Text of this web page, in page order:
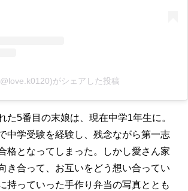
がシェアした投稿
5番目の末娘は、現在中学1年生に。
中学受験を経験し、残念ながら第一志
格となってしまった。しかし愛さん家
き合って、お互いをどう想い合ってい
持っていった手作り弁当の写真ととも